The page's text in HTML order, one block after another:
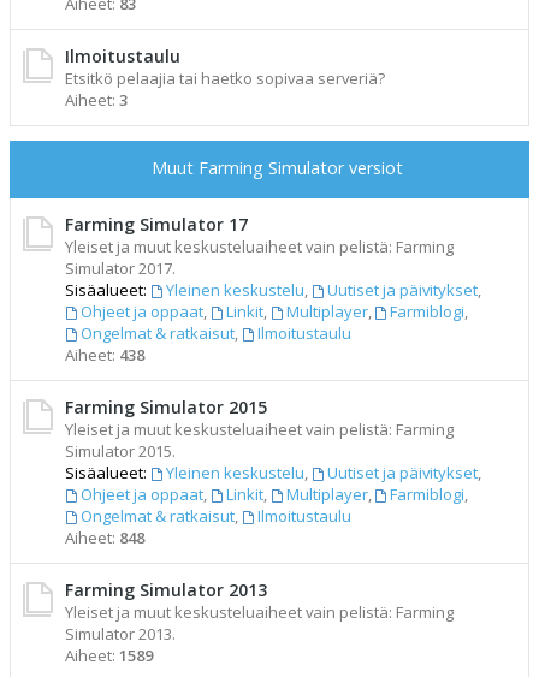
Ilmoitustaulu
Etsitkö pelaajia tai haetko sopivaa serveriä?
Aiheet: 3
Muut Farming Simulator versiot
Farming Simulator 17
Yleiset ja muut keskusteluaiheet vain pelistä: Farming
Simulator 2017.
Sisäalueet:
Yleinen keskustelu, Uutiset ja päivitykset,
Ohjeet ja oppaat, Linkit, Multiplayer, Farmiblogi,
Ongelmat & ratkaisut,
Ilmoitustaulu
Aiheet: 438
Farming Simulator 2015
Yleiset ja muut keskusteluaiheet vain pelistä: Farming
Simulator 2015.
Sisäalueet:
Yleinen keskustelu, Uutiset ja päivitykset,
Ohjeet ja oppaat, Linkit, Multiplayer, Farmiblogi,
Ongelmat & ratkaisut,
Ilmoitustaulu
Aiheet: 848
Farming Simulator 2013
Yleiset ja muut keskusteluaiheet vain pelistä: Farming
Simulator 2013.
Aiheet: 1589